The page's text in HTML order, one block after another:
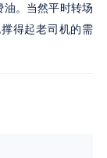
。当然平时转场
得起老司机的需